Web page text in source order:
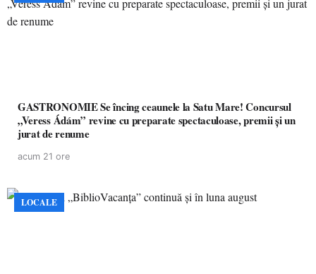
GASTRONOMIE Se încing ceaunele la Satu Mare! Concursul
„Veress Ádám” revine cu preparate spectaculoase, premii și un
jurat de renume
acum 21 ore
LOCALE